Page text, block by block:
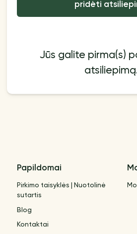
pridėti
Jūs galite pirma(s)
Papildomai
Pirkimo taisyklės | Nuotolinė
sutartis
Blog
Kontaktai